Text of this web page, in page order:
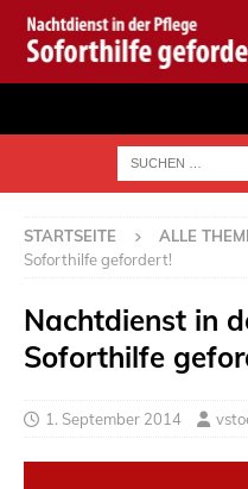
STARTSEITE ALLE
Soforthilfe gefordert!
Nachtdienst in
Soforthilfe
1. September 2014